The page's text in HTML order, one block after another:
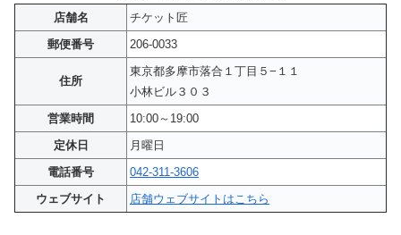
店舗名
チケット匠
郵便番号
206-0033
住所
東京都多摩市落合１丁目５−１１
小林ビル３０３
営業時間
10:00～19:00
定休日
月曜日
電話番号
042-311-3606
ウェブサイト
店舗ウェブサイトはこちら